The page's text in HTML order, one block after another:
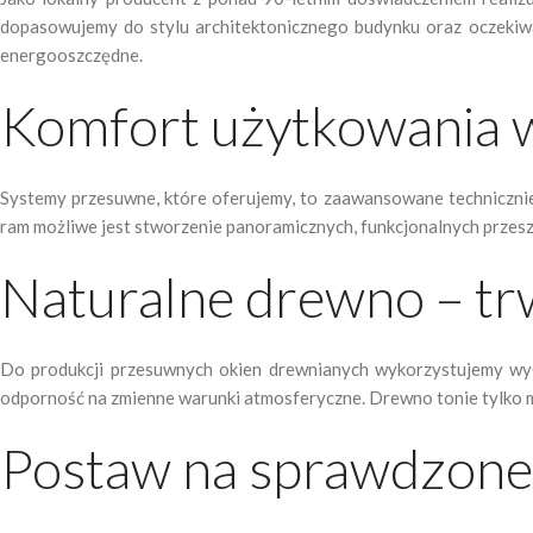
dopasowujemy do stylu architektonicznego budynku oraz
energooszczędne.
Komfort użytkowania
Systemy przesuwne, które oferujemy, to zaawansowane
ram możliwe jest stworzenie panoramicznych, funkcjonalnych
Naturalne drewno –
Do produkcji przesuwnych okien drewnianych wykorzystujemy
odporność na zmienne warunki atmosferyczne. Drewno tonie tylko
Postaw na